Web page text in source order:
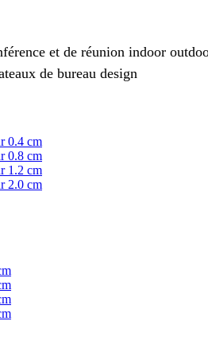
et de réunion indoor
de bureau design
0.4 cm
0.8 cm
1.2 cm
2.0 cm